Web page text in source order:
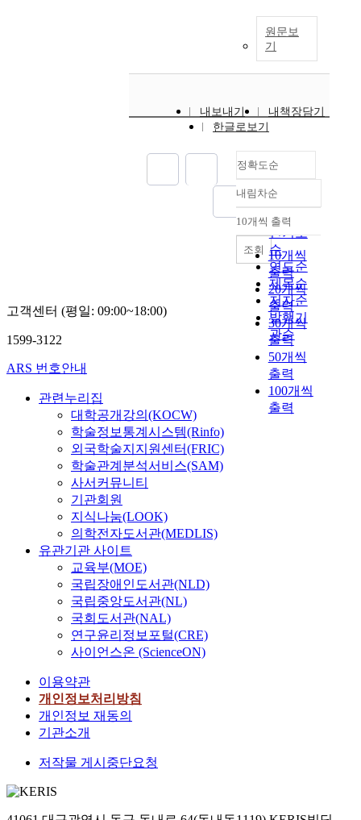
원문보
기
내보내기
내책장담기
한글로보기
정확도순
정확도
순
인기도
순
연도순
제목순
저자순
발행기
관순
내림차순
내림차순
10개씩 출력
10개씩
출력
20개씩
출력
30개씩
출력
50개씩
출력
100개씩
출력
조회
고객센터 (평일: 09:00~18:00)
1599-3122
ARS 번호안내
관련누리집
대학공개강의(KOCW)
학술정보통계시스템(Rinfo)
외국학술지지원센터(FRIC)
학술관계분석서비스(SAM)
사서커뮤니티
기관회원
지식나눔(LOOK)
의학전자도서관(MEDLIS)
유관기관 사이트
교육부(MOE)
국립장애인도서관(NLD)
국립중앙도서관(NL)
국회도서관(NAL)
연구윤리정보포털(CRE)
사이언스온 (ScienceON)
이용약관
개인정보처리방침
개인정보 재동의
기관소개
저작물 게시중단요청